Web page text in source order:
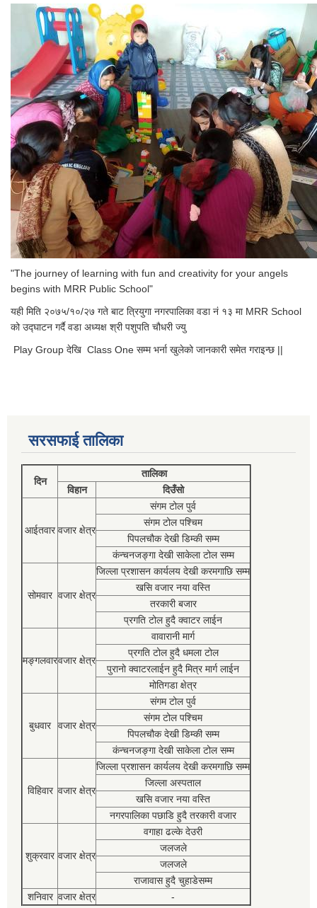
"The journey of learning with fun and creativity for your angels
begins with MRR Public School"
यही मिति २०७५/१०/२७ गते बाट त्रियुगा नगरपालिका वडा नं १३ मा MRR School
को उद्घाटन गर्दै वडा अध्यक्ष श्री पशुपति चौधरी ज्यु
Play Group देखि Class One सम्म भर्ना खुलेको जानकारी समेत गराइन्छ ||
सरसफाई तालिका
दिन
तालिका
विहान
दिउँसो
आईतवार वजार क्षेत्र
संगम टोल पुर्व
संगम टोल पश्चिम
पिपलचौक देखी डिम्की सम्म
कंन्चनजङ्गा देखी साकेला टोल सम्म
सोमवार वजार क्षेत्र
जिल्ला प्रशासन कार्यलय देखी करमगाछि सम्म
खसि वजार नया वस्ति
तरकारी बजार
प्रगति टोल हुदै क्वाटर लाईन
मङ्गलवारवजार क्षेत्र
वावारानी मार्ग
प्रगति टोल हुदै धमला टोल
पुरानो क्वाटरलाईन हुदै मित्र मार्ग लाईन
मोतिगडा क्षेत्र
बुधवार वजार क्षेत्र
संगम टोल पुर्व
संगम टोल पश्चिम
पिपलचौक देखी डिम्की सम्म
कंन्चनजङ्गा देखी साकेला टोल सम्म
विहिवार वजार क्षेत्र
जिल्ला प्रशासन कार्यलय देखी करमगाछि सम्म
जिल्ला अस्पताल
खसि वजार नया वस्ति
नगरपालिका पछाडि हुदै तरकारी वजार
शुक्रवार वजार क्षेत्र
वगाहा ढल्के देउरी
जलजले
जलजले
राजावास हुदै चुहाडेसम्म
शनिवार वजार क्षेत्र -